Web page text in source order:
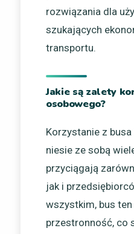
rozwiązania dla
szukających
transportu.
Jakie są zalety
osobowego?
Korzystanie z
niesie ze sobą
przyciągają
jak i
wszystkim, bus
przestronność, co